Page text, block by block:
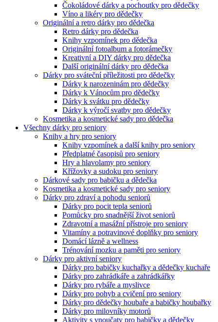
Čokoládové dárky a pochoutky pro dědečky
Víno a likéry pro dědečky
Originální a retro dárky pro dědečka
Retro dárky pro dědečka
Knihy vzpomínek pro dědečka
Originální fotoalbum a fotorámečky
Kreativní a DIY dárky pro dědečka
Další originální dárky pro dědečka
Dárky pro sváteční příležitosti pro dědečky
Dárky k narozeninám pro dědečky
Dárky k Vánocům pro dědečky
Dárky k svátku pro dědečky
Dárky k výročí svatby pro dědečky
Kosmetika a kosmetické sady pro dědečka
Všechny dárky pro seniory
Knihy a hry pro seniory
Knihy vzpomínek a další knihy pro seniory
Předplatné časopisů pro seniory
Hry a hlavolamy pro seniory
Křížovky a sudoku pro seniory
Dárkové sady pro babičku a dědečka
Kosmetika a kosmetické sady pro seniory
Dárky pro zdraví a pohodu seniorů
Dárky pro pocit tepla seniorů
Pomůcky pro snadnější život seniorů
Zdravotní a masážní přístroje pro seniory
Vitamíny a potravinové doplňky pro seniory
Domácí lázně a wellness
Trénování mozku a paměti pro seniory
Dárky pro aktivní seniory
Dárky pro babičky kuchařky a dědečky kuchaře
Dárky pro zahrádkáře a zahrádkářky
Dárky pro rybáře a myslivce
Dárky pro pohyb a cvičení pro seniory
Dárky pro dědečky houbaře a babičky houbařky
Dárky pro milovníky motorů
Aktivity s vnoučaty pro babičky a dědečky